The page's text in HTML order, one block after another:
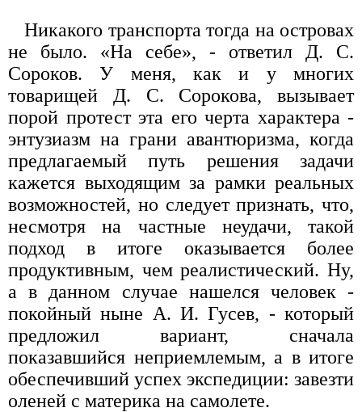
Никакого транспорта тогда на островах
не было. «На себе», - ответил Д. С.
Сороков. У меня, как и у многих
товарищей Д. С. Сорокова, вызывает
порой протест эта его черта характера -
энтузиазм на грани авантюризма, когда
предлагаемый путь решения задачи
кажется выходящим за рамки реальных
возможностей, но следует признать, что,
несмотря на частные неудачи, такой
подход в итоге оказывается более
продуктивным, чем реалистический. Ну,
а в данном случае нашелся человек -
покойный ныне А. И. Гусев, - который
предложил вариант, сначала
показавшийся неприемлемым, а в итоге
обеспечивший успех экспедиции: завезти
оленей с материка на самолете.